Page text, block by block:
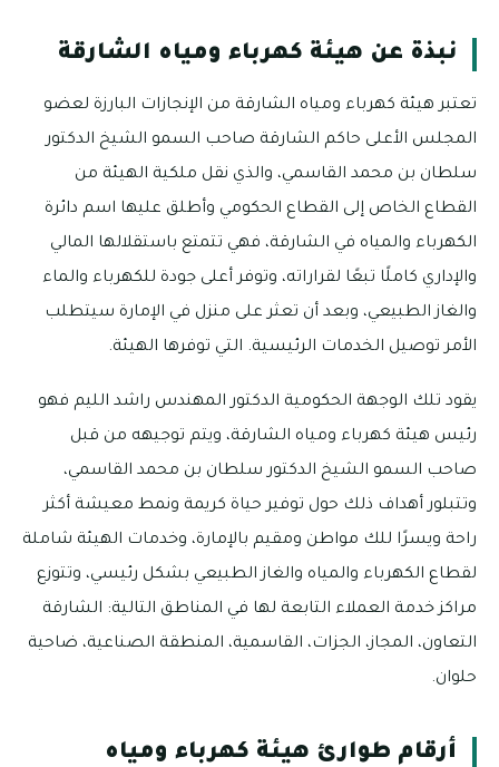
نبذة عن هيئة كهرباء ومياه الشارقة
تعتبر هيئة كهرباء ومياه الشارقة من الإنجازات البارزة لعضو
المجلس الأعلى حاكم الشارقة صاحب السمو الشيخ الدكتور
سلطان بن محمد القاسمي، والذي نقل ملكية الهيئة من
القطاع الخاص إلى القطاع الحكومي وأطلق عليها اسم دائرة
الكهرباء والمياه في الشارقة، فهي تتمتع باستقلالها المالي
والإداري كاملًا تبعًا لقراراته، وتوفر أعلى جودة للكهرباء والماء
والغاز الطبيعي، وبعد أن تعثر على منزل في الإمارة سيتطلب
الأمر توصيل الخدمات الرئيسية. التي توفرها الهيئة.
يقود تلك الوجهة الحكومية الدكتور المهندس راشد الليم فهو
رئيس هيئة كهرباء ومياه الشارقة، ويتم توجيهه من قبل
صاحب السمو الشيخ الدكتور سلطان بن محمد القاسمي،
وتتبلور أهداف ذلك حول توفير حياة كريمة ونمط معيشة أكثر
راحة ويسرًا للك مواطن ومقيم بالإمارة، وخدمات الهيئة شاملة
لقطاع الكهرباء والمياه والغاز الطبيعي بشكل رئيسي، وتتوزع
مراكز خدمة العملاء التابعة لها في المناطق التالية: الشارقة
التعاون، المجاز، الجزات، القاسمية، المنطقة الصناعية، ضاحية
حلوان.
أرقام طوارئ هيئة كهرباء ومياه